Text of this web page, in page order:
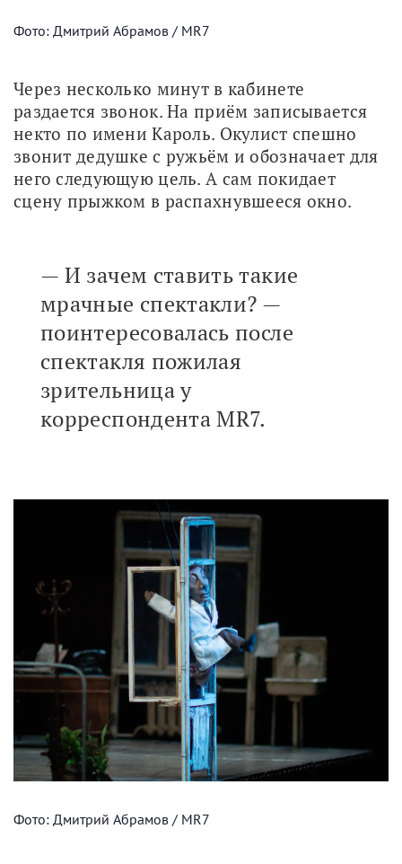
Фото: Дмитрий Абрамов / MR7
Через несколько минут в кабинете
раздается звонок. На приём записывается
некто по имени Кароль. Окулист спешно
звонит дедушке с ружьём и обозначает для
него следующую цель. А сам покидает
сцену прыжком в распахнувшееся окно.
— И зачем ставить такие
мрачные спектакли? —
поинтересовалась после
спектакля пожилая
зрительница у
корреспондента MR7.
Фото: Дмитрий Абрамов / MR7